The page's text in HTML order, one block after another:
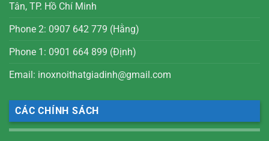
Tân, TP. Hồ Chí Minh
Phone 2: 0907 642 779 (Hằng)
Phone 1: 0901 664 899 (Định)
Email: inoxnoithatgiadinh@gmail.com
CÁC CHÍNH SÁCH